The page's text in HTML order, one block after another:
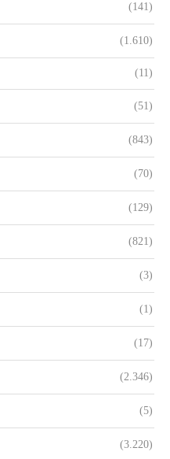
(141)
(1.610)
(11)
(51)
(843)
(70)
(129)
(821)
(3)
(1)
(17)
(2.346)
(5)
(3.220)